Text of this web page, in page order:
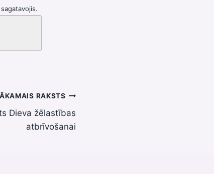
RAKSTS
Dieva žēlastības
atbrīvošanai